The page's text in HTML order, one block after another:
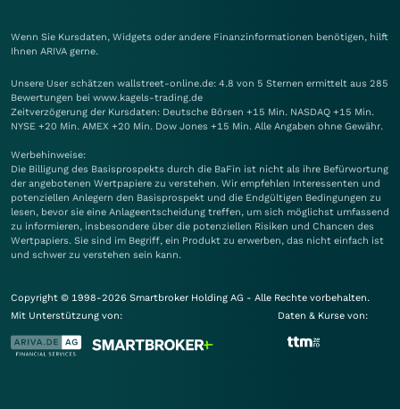
Wenn Sie Kursdaten, Widgets oder andere Finanzinformationen benötigen, hilft
Ihnen ARIVA gerne.
Unsere User schätzen wallstreet-online.de: 4.8 von 5 Sternen ermittelt aus 285
Bewertungen bei www.kagels-trading.de
Zeitverzögerung der Kursdaten: Deutsche Börsen +15 Min. NASDAQ +15 Min.
NYSE +20 Min. AMEX +20 Min. Dow Jones +15 Min. Alle Angaben ohne Gewähr.
Werbehinweise:
Die Billigung des Basisprospekts durch die BaFin ist nicht als ihre Befürwortung
der angebotenen Wertpapiere zu verstehen. Wir empfehlen Interessenten und
potenziellen Anlegern den Basisprospekt und die Endgültigen Bedingungen zu
lesen, bevor sie eine Anlageentscheidung treffen, um sich möglichst umfassend
zu informieren, insbesondere über die potenziellen Risiken und Chancen des
Wertpapiers. Sie sind im Begriff, ein Produkt zu erwerben, das nicht einfach ist
und schwer zu verstehen sein kann.
Copyright © 1998-2026 Smartbroker Holding AG - Alle Rechte vorbehalten.
Mit Unterstützung von:
Daten & Kurse von: